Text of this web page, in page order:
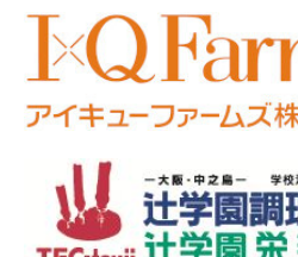
商品案内
三田屋総本家レトルトシリーズ